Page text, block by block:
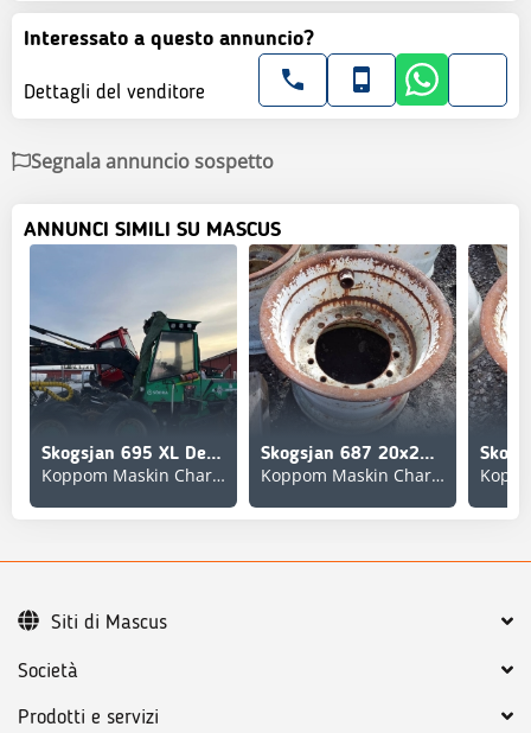
Interessato a questo annuncio?
Dettagli del venditore
Segnala annuncio sospetto
ANNUNCI SIMILI SU MASCUS
Skogsjan 695 XL Demonteras/Spare parts
Koppom Maskin Charlottenberg
Skogsjan 687 20x26,5 Used/Beg
Koppom Maskin Charlottenberg
Società
Prodotti e servizi
Siti di Mascus